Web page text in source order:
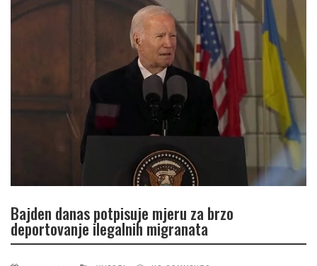
Bajden danas potpisuje mjeru za brzo
deportovanje ilegalnih migranata